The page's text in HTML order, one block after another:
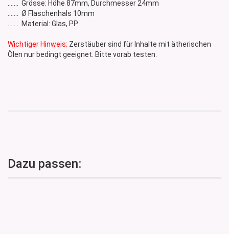
....... Grösse: Höhe 87mm, Durchmesser 24mm
....... Ø Flaschenhals 10mm
....... Material: Glas, PP
Wichtiger Hinweis: Zerstäuber sind für Inhalte mit ätherischen
Ölen nur bedingt geeignet. Bitte vorab testen.
Dazu passen: